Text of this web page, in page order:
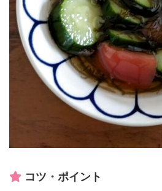
コツ・ポイント